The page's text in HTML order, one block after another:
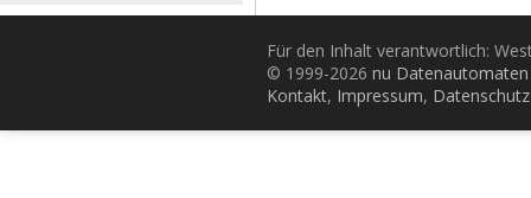
Für den Inhalt verantwortlich:
© 1999-2026 nu
Kontakt, Impressum, Datenschutz